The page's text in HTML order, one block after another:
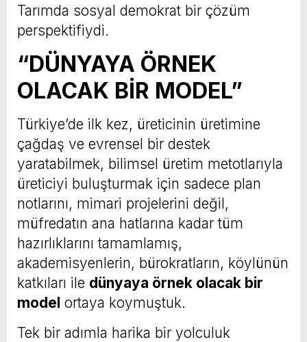
Tarımda sosyal demokrat bir çözüm
perspektifiydi.
“DÜNYAYA ÖRNEK
OLACAK BİR MODEL”
Türkiye’de ilk kez, üreticinin üretimine
çağdaş ve evrensel bir destek
yaratabilmek, bilimsel üretim metotlarıyla
üreticiyi buluşturmak için sadece plan
notlarını, mimari projelerini değil,
müfredatın ana hatlarına kadar tüm
hazırlıklarını tamamlamış,
akademisyenlerin, bürokratların, köylünün
katkıları ile dünyaya örnek olacak bir
model ortaya koymuştuk.
Tek bir adımla harika bir yolculuk